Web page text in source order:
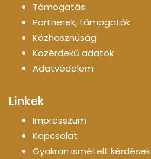
Támogatás
Partnerek, támogatók
Közhasznúság
Közérdekű adatok
Adatvédelem
Linkek
Impresszum
Kapcsolat
Gyakran ismételt kérdések